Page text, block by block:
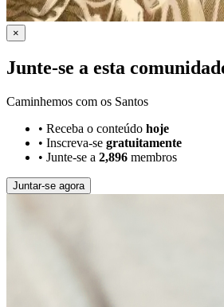
×
Junte-se a esta
Caminhemos com os Santos
• Receba o conteúdo hoje
• Inscreva-se gratuitamente
• Junte-se a 2,896 membros
Juntar-se agora